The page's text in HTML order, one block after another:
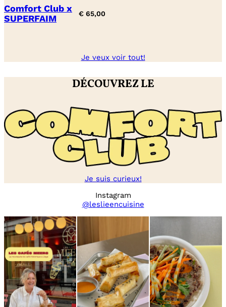
Comfort Club x
SUPERFAIM
€ 65,00
Je veux voir tout!
DÉCOUVREZ LE
Je suis curieux!
Instagram
@leslieencuisine